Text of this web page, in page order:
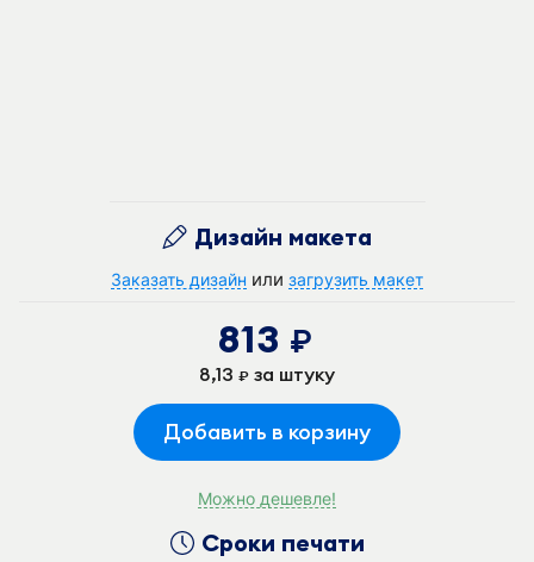
Дизайн макета
Заказать дизайн или загрузить макет
813 руб.
8,13 руб. за штуку
Добавить в корзину
Можно дешевле!
Сроки печати